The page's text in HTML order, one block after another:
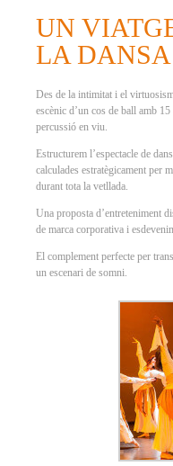
UN
LA
Des de la intimitat i el
escènic d’un cos de ball amb
percussió en viu.
Estructurem l’espectacle de
calculades estratègicament per
durant tota la vetllada.
Una proposta d’entreteniment
de marca corporativa i
El complement perfecte per
un escenari de somni.